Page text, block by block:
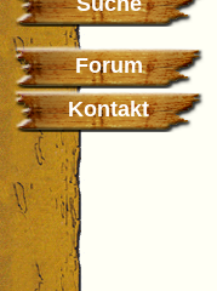
Forum
Kontakt